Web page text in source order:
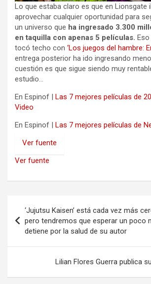
Lo que estaba claro es que en Lionsgate
aprovechar cualquier oportunidad para
un universo que ha ingresado 3.300
en taquilla con apenas 5 películas.
tocó techo con ‘Los juegos del hambre:
entrega posterior ha ido ingresando
cuestión es que sigue siendo muy
estudio…
En Espinof | Las 7 mejores películas de
Video
En Espinof | Las 7 mejores películas de
Ver fuente
Ver fuente
de
entradas
‘Jujutsu Kaisen’ está cada vez más
pero tendremos que esperar un poco
detiene por la salud de su autor
Lilian Flores Guerra publica